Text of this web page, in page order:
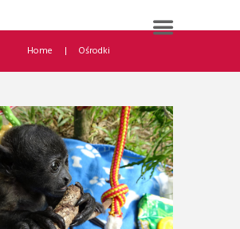
Home Ośrodki